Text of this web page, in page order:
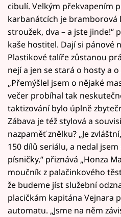
cibulí. Velkým překvapením
karbanátcích je bramborová
stroužek, dva – a jste jinde!“
kaše hostitel. Dají si pánové
Plastikové talíře zůstanou
nejí a jen se stará o hosty a
„Přemýšlel jsem o nějaké
večer probíhal tak
taktizování bylo úplně
Zábava je též stylová a
nazpaměť znělku? „Je
150 dílů seriálu, a nedal
písničky,“ přiznává „Honza
moučník z palačinkového
že budeme jíst služební
placičkám kapitána Vejnara
automatu. „Jsme na něm